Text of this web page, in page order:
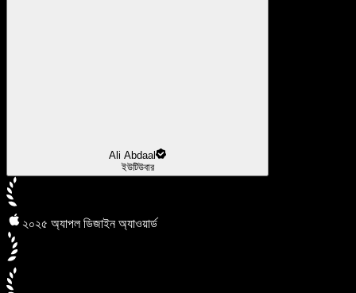
Ali Abdaal
ইউটিউবার
২০২৫ অ্যাপল ডিজাইন অ্যাওয়ার্ড